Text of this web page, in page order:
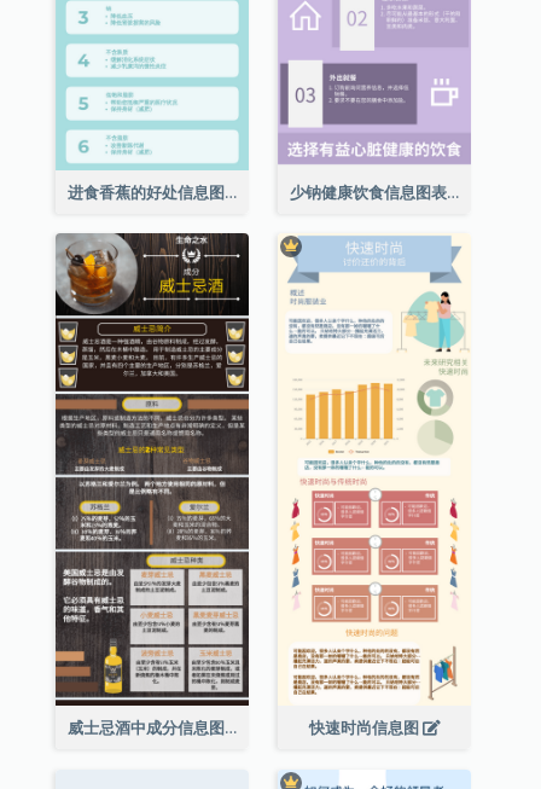
进食香蕉的好处信息图表 少钠健康饮食信息图表
威士忌酒中成分信息图表 快速时尚信息图